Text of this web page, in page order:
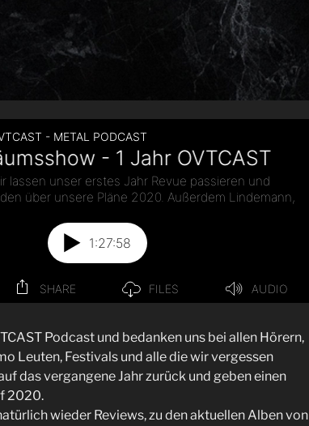
Podcast und bedanken uns bei allen Hörern,
Leuten, Festivals und alle die wir vergessen
das vergangene Jahr zurück und geben einen
2020.
wieder Reviews, zu den aktuellen Alben von